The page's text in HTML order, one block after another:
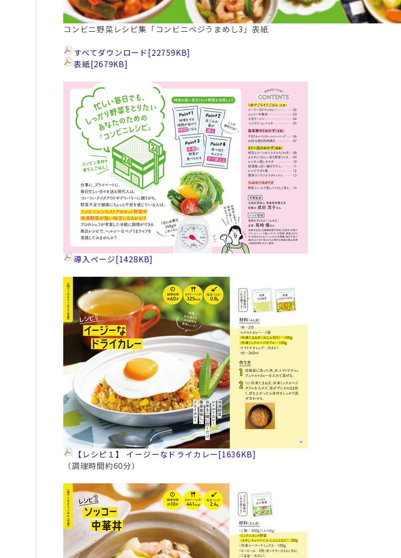
コンビニ野菜レシピ集「コンビニベジうまめし3」表紙
すべてダウンロード[22759KB]
表紙[2679KB]
導入ページ[1428KB]
【レシピ１】 イージーなドライカレー[1636KB]
（調理時間約60分）